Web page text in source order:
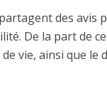
partagent des avis
De la part de
vie, ainsi que le